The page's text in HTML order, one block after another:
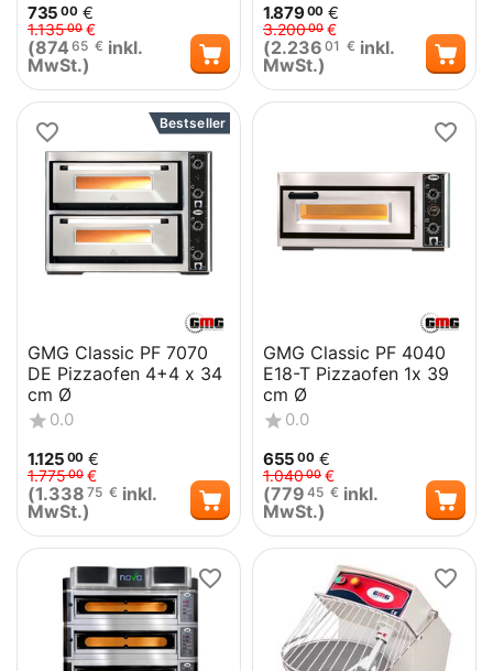
735 00 €
1.13500 €
(874 65 € inkl.
MwSt.)
1.87900 €
3.20000 €
(2.236 01 € inkl.
MwSt.)
Bestseller
GMG Classic PF 7070
DE Pizzaofen 4+4 x 34
cm Ø
0.0
1.125 00 €
1.77500 €
(1.338 75 € inkl.
MwSt.)
GMG Classic PF 4040
E18-T Pizzaofen 1x 39
cm Ø
0.0
655 00 €
1.04000 €
(779 45 € inkl.
MwSt.)